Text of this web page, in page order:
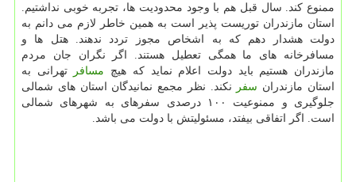
ممنوع کند. سال قبل هم با وجود محدودیت ها، تجربه خوبی نداشتیم.
استان مازندران توریست پذیر است به همین خاطر لازم می دانم به
دولت هشدار دهم که به اشخاص مجوز تردد ندهند. هتل ها و
مسافرخانه های ما همگی تعطیل هستند. اگر نگران جان مردم
مازندران هستیم باید دولت اعلام نماید که هیچ مسافر
تهرانی به
استان مازندران سفر
نکند. نظر مجمع نمانیدگان استان های شمالی
جلوگیری و ممنوعیت ۱۰۰ درصدی سفرهای به شهرهای شمالی
است. اگر اتفاقی بیفتد، مسئولیتش با دولت می باشد. ‎